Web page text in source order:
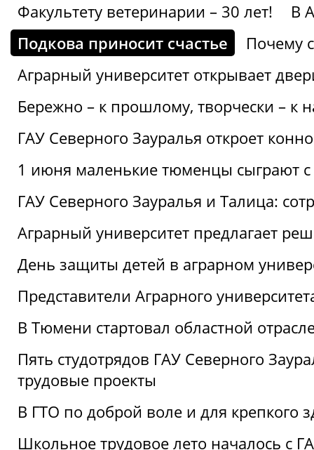
Факультету ветеринарии – 30 лет!
В
Подкова приносит счастье
Почему
Аграрный университет открывает
Бережно – к прошлому, творчески – к
ГАУ Северного Зауралья откроет
1 июня маленькие тюменцы сыграют с
ГАУ Северного Зауралья и Талица:
Аграрный университет предлагает
День защиты детей в аграрном
Представители Аграрного
В Тюмени стартовал областной
Пять студотрядов ГАУ Северного
трудовые проекты
В ГТО по доброй воле и для крепкого
Школьное трудовое лето началось с